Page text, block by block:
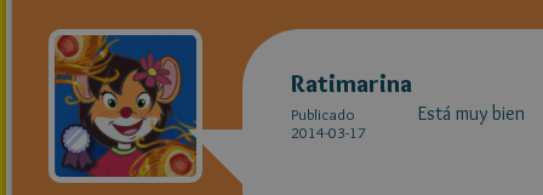
Ratimarina
Publicado
2014-03-17
Está muy bien